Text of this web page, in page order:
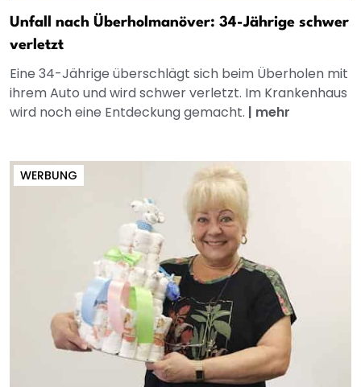
Unfall nach Überholmanöver: 34-Jährige schwer
verletzt
Eine 34-Jährige überschlägt sich beim Überholen mit
ihrem Auto und wird schwer verletzt. Im Krankenhaus
wird noch eine Entdeckung gemacht. | mehr
WERBUNG